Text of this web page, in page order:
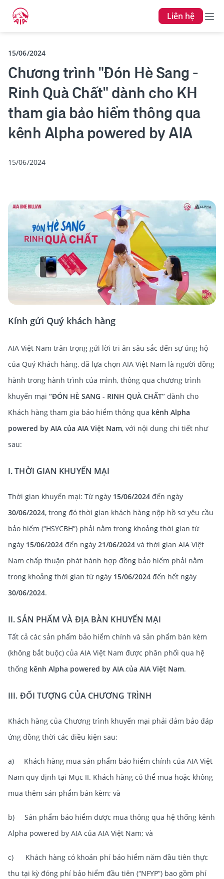
Liên hệ
15/06/2024
Chương trình "Đón Hè Sang -
Rinh Quà Chất" dành cho KH
tham gia bảo hiểm thông qua
kênh Alpha powered by AIA
15/06/2024
Kính gửi Quý khách hàng
AIA Việt Nam trân trọng gửi lời tri ân sâu sắc đến sự ủng hộ
của Quý Khách hàng, đã lựa chọn AIA Việt Nam là người đồng
hành trong hành trình của mình, thông qua chương trình
khuyến mại “ĐÓN HÈ SANG - RINH QUÀ CHẤT” dành cho
Khách hàng tham gia bảo hiểm thông qua kênh Alpha
powered by AIA của AIA Việt Nam, với nội dung chi tiết như
sau:
I. THỜI GIAN KHUYẾN MẠI
Thời gian khuyến mại: Từ ngày 15/06/2024 đến ngày
30/06/2024, trong đó thời gian khách hàng nộp hồ sơ yêu cầu
bảo hiểm (“HSYCBH”) phải nằm trong khoảng thời gian từ
ngày 15/06/2024 đến ngày 21/06/2024 và thời gian AIA Việt
Nam chấp thuận phát hành hợp đồng bảo hiểm phải nằm
trong khoảng thời gian từ ngày 15/06/2024 đến hết ngày
30/06/2024.
II. SẢN PHẨM VÀ ĐỊA BÀN KHUYẾN MẠI
Tất cả các sản phẩm bảo hiểm chính và sản phẩm bán kèm
(không bắt buộc) của AIA Việt Nam được phân phối qua hệ
thống kênh Alpha powered by AIA của AIA Việt Nam.
III. ĐỐI TƯỢNG CỦA CHƯƠNG TRÌNH
Khách hàng của Chương trình khuyến mại phải đảm bảo đáp
ứng đồng thời các điều kiện sau:
a) Khách hàng mua sản phẩm bảo hiểm chính của AIA Việt
Nam quy định tại Mục II. Khách hàng có thể mua hoặc không
mua thêm sản phẩm bán kèm; và
b) Sản phẩm bảo hiểm được mua thông qua hệ thống kênh
Alpha powered by AIA của AIA Việt Nam; và
c) Khách hàng có khoản phí bảo hiểm năm đầu tiên thực
thu tại kỳ đóng phí bảo hiểm đầu tiên (“NFYP”) bao gồm phí